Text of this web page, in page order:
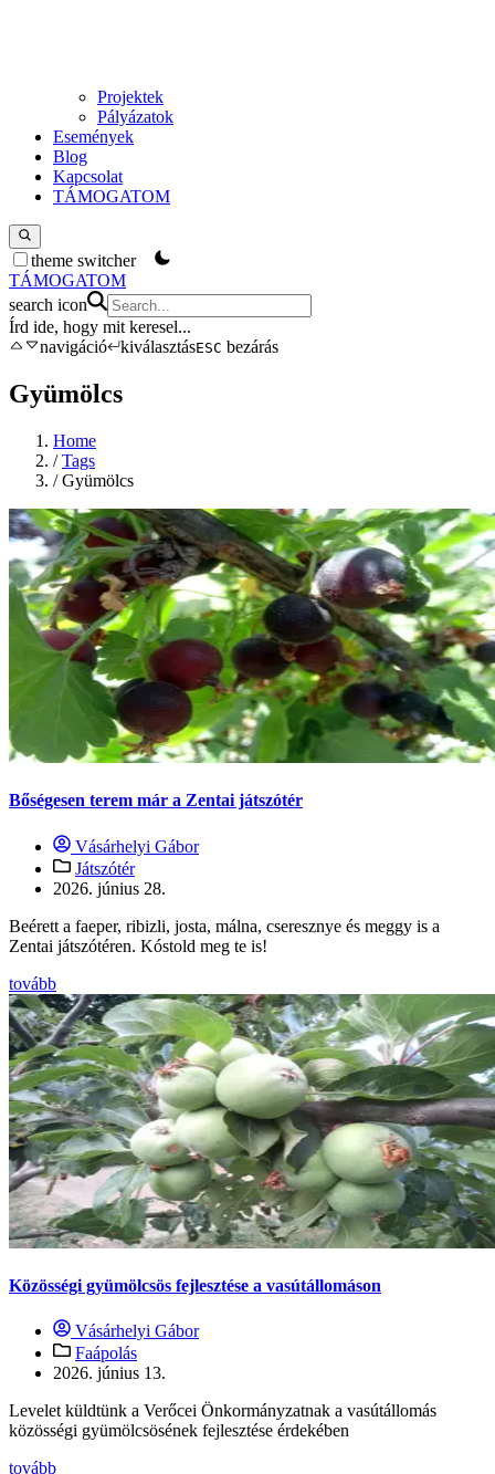
Projektek
Pályázatok
Események
Blog
Kapcsolat
TÁMOGATOM
theme switcher
TÁMOGATOM
search icon
Írd ide, hogy mit keresel...
navigáció
kiválasztásESC bezárás
Gyümölcs
Home
/ Tags
/ Gyümölcs
Bőségesen terem már a Zentai játszótér
Vásárhelyi Gábor
Játszótér
2026. június 28.
Beérett a faeper, ribizli, josta, málna, cseresznye és meggy is a
Zentai játszótéren. Kóstold meg te is!
tovább
Közösségi gyümölcsös fejlesztése a vasútállomáson
Vásárhelyi Gábor
Faápolás
2026. június 13.
Levelet küldtünk a Verőcei Önkormányzatnak a vasútállomás
közösségi gyümölcsösének fejlesztése érdekében
tovább